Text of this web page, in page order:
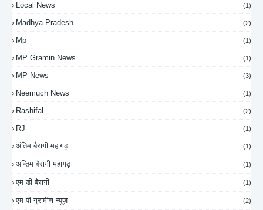
Local News (1)
Madhya Pradesh (2)
Mp (1)
MP Gramin News (1)
MP News (3)
Neemuch News (1)
Rashifal (2)
RJ (1)
अंतिम बैरागी महागढ़ (1)
अन्तिम बैरागी महागढ़ (1)
एम डी बैरागी (1)
एम पी ग्रामीण न्यूज़ (2)